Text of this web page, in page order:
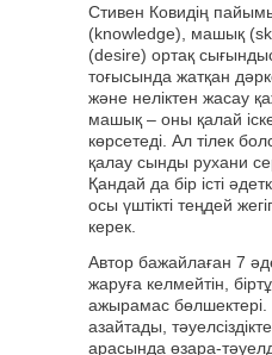
Стивен Ковидің
(knowledge), машық
(desire) ортақ
тоғысында жатқан
және неліктен жасау
машық – оны қалай
көрсетеді. Ал тілек
қалау сынды рухани
Қандай да бір істі
осы үштікті теңдей
керек.
Автор бажайлаған 7
жаруға келмейтін,
ажырамас бөлшектері.
азайтады,
арасында өзара-